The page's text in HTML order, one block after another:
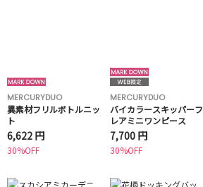
MERCURYDUO
異素材フリルボトルニッ
ト
6,622 円
30%OFF
MERCURYDUO
バイカラースキッパーフ
レアミニワンピース
7,700 円
30%OFF